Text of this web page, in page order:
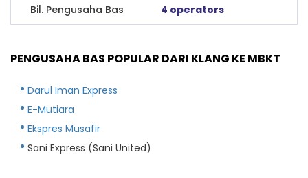
Bil. Pengusaha Bas 4 operators
PENGUSAHA BAS POPULAR DARI KLANG KE MBKT
Darul Iman Express
E-Mutiara
Ekspres Musafir
Sani Express (Sani United)